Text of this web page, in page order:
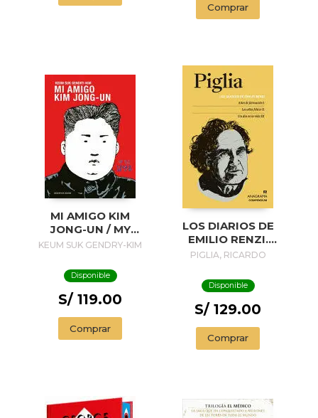
Comprar
MI AMIGO KIM
JONG-UN / MY
FRIEND KIM JONG-
KEUM SUK GENDRY-KIM
Disponible
S/ 119.00
Comprar
LOS DIARIOS DE
EMILIO RENZI.
AÑOS DE
AÑOS FELICES II;
UN DIA EN LA VIDA
III
PIGLIA, RICARDO
Disponible
S/ 129.00
Comprar